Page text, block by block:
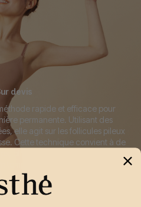
devis
rapide et efficace pour
permanente. Utilisant des
elle agit sur les follicules pileux
Cette technique convient à de